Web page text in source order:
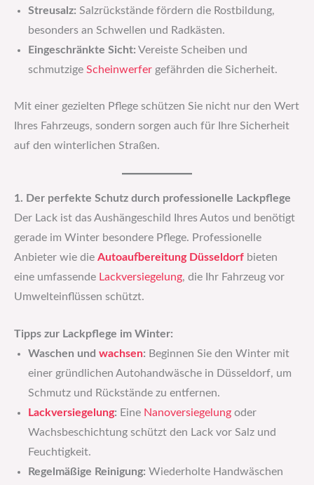
Streusalz: Salzrückstände fördern die Rostbildung,
besonders an Schwellen und Radkästen.
Eingeschränkte Sicht: Vereiste Scheiben und
schmutzige Scheinwerfer gefährden die Sicherheit.
Mit einer gezielten Pflege schützen Sie nicht nur den Wert
Ihres Fahrzeugs, sondern sorgen auch für Ihre Sicherheit
auf den winterlichen Straßen.
1. Der perfekte Schutz durch professionelle Lackpflege
Der Lack ist das Aushängeschild Ihres Autos und benötigt
gerade im Winter besondere Pflege. Professionelle
Anbieter wie die Autoaufbereitung Düsseldorf bieten
eine umfassende Lackversiegelung, die Ihr Fahrzeug vor
Umwelteinflüssen schützt.
Tipps zur Lackpflege im Winter:
Waschen und wachsen: Beginnen Sie den Winter mit
einer gründlichen Autohandwäsche in Düsseldorf, um
Schmutz und Rückstände zu entfernen.
Lackversiegelung: Eine Nanoversiegelung oder
Wachsbeschichtung schützt den Lack vor Salz und
Feuchtigkeit.
Regelmäßige Reinigung: Wiederholte Handwäschen